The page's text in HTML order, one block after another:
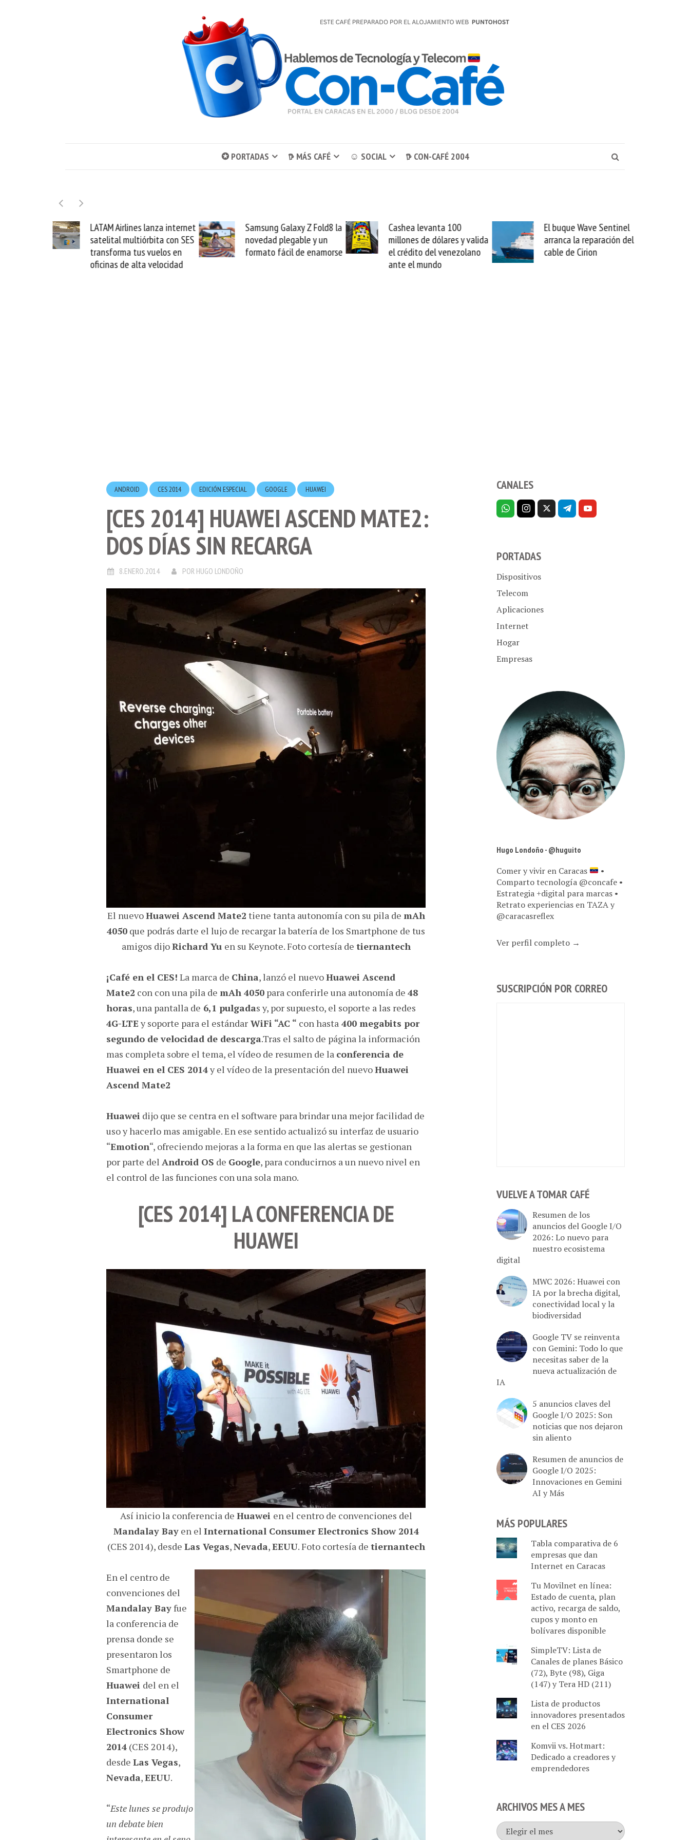
✪ PORTADAS 𖠚 MÁS CAFÉ ☺ SOCIAL 𖠚 CON-CAFÉ 2004
Samsung Galaxy Z Fold8 la
novedad plegable y un
formato fácil de enamorse
Cashea levanta 100
millones de dólares y valida
el crédito del venezolano
El buque Wave Sentinel
arranca la reparación del
cable de Cirion
Uber se lleva PedidosYa y
sabemos todo lo que puede
mejorar tecnológicamente
ANDROID CES 2014 EDICIÓN ESPECIAL GOOGLE HUAWEI
[CES 2014] HUAWEI ASCEND MATE2:
DOS DÍAS SIN RECARGA
8.ENERO.2014 POR HUGO LONDOÑO
El nuevoHuawei Ascend Mate2 tiene tanta autonomía con su pila de mAh
4050 que podrás darte el lujo de recargar la batería de los Smartphone de tus
amigos dijoRichard Yu en su Keynote. Foto cortesía de tiernantech
¡Café en el CES! La marca de China, lanzó el nuevoHuawei Ascend
Mate2 con con una pila de mAh 4050 para conferirle una autonomía de 48
horas, una pantalla de 6,1 pulgadas y, por supuesto, el soporte a las redes
4G-LTE y soporte para el estándar WiFi “AC “ con hasta 400 megabits por
segundo de velocidad de descarga.Tras el salto de página la información
mas completa sobre el tema, el vídeo de resumen de la conferencia de
Huawei en el CES 2014y el vídeo de la presentación del nuevoHuawei
Ascend Mate2
Huawei dijo que se centra en el software para brindar una mejor facilidad de
uso y hacerlo mas amigable. En ese sentido actualizó su interfaz de usuario
“Emotion“, ofreciendo mejoras a la forma en que las alertas se gestionan
por parte del Android OS de Google, para conducirnos a un nuevo nivel en
el control de las funciones con una sola mano.
[CES 2014] LA CONFERENCIA DE
HUAWEI
Así inicio la conferencia de Huawei en el centro de convenciones del
Mandalay Bayen el International Consumer Electronics Show 2014
(CES 2014), desde Las Vegas,Nevada,EEUU. Foto cortesía de tiernantech
En el centro de
convenciones del
Mandalay Bayfue
la conferencia de
prensa donde se
presentaron los
Smartphone de
Huawei del en el
International
Consumer
Electronics Show
2014 (CES 2014),
desde Las Vegas,
Nevada,EEUU.
“Este lunes se produjo
un debate bien
CANALES
PORTADAS
Dispositivos
Telecom
Aplicaciones
Internet
Hogar
Empresas
Hugo Londoño - @huguito
Comer y vivir en Caracas
•
Comparto tecnología @concafe •
Estrategia +digital para marcas •
Retrato experiencias en TAZA y
@caracasreflex
Ver perfil completo →
SUSCRIPCIÓN POR CORREO
VUELVE A TOMAR CAFÉ
Resumen de los
anuncios del Google I/O
2026: Lo nuevo para
nuestro ecosistema
digital
MWC 2026: Huawei con
IA por la brecha digital,
conectividad local y la
biodiversidad
Google TV se reinventa
con Gemini: Todo lo que
necesitas saber de la
nueva actualización de
IA
5 anuncios claves del
Google I/O 2025: Son
noticias que nos dejaron
sin aliento
Resumen de anuncios de
Google I/O 2025:
Innovaciones en Gemini
AI y Más
MÁS POPULARES
Tabla comparativa de 6
empresas que dan
Internet en Caracas
Tu Movilnet en línea:
Estado de cuenta, plan
activo, recarga de saldo,
cupos y monto en
bolívares disponible
SimpleTV: Lista de
Canales de planes Básico
(72), Byte (98), Giga
(147) y Tera HD (211)
Lista de productos
innovadores presentados
en el CES 2026
Komvii vs. Hotmart:
Dedicado a creadores y
emprendedores
ARCHIVOS MES A MES
Archivos
mes